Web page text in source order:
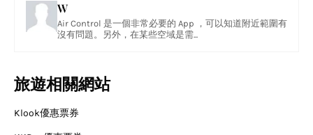
W
Air Control 是一個非常必要的 App ，可以知道附近範圍有
沒有問題。另外，在某些空域是需...
旅遊相關網站
Klook優惠票券